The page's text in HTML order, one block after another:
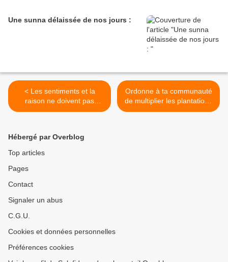
Une sunna délaissée de nos jours :
< Les sentiments et la
raison ne doivent pas
passer avant la religion !
Ordonne à ta communauté
de multiplier les plantations
du paradis >
Hébergé par Overblog
Top articles
Pages
Contact
Signaler un abus
C.G.U.
Cookies et données personnelles
Préférences cookies